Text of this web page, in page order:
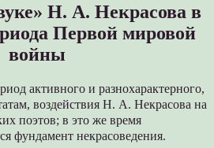
Н. А. Некрасова в
Первой мировой
войны
активного и разнохарактерного,
воздействия Н. А. Некрасова на
поэтов; в это же время
фундамент некрасоведения.